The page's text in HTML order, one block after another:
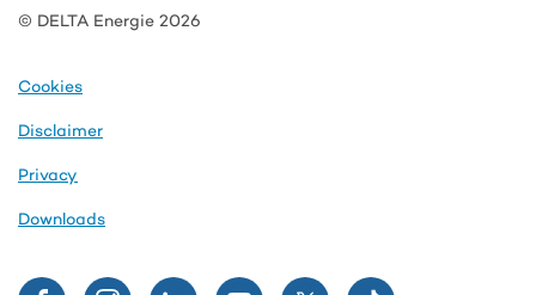
© DELTA Energie 2026
Cookies
Disclaimer
Privacy
Downloads